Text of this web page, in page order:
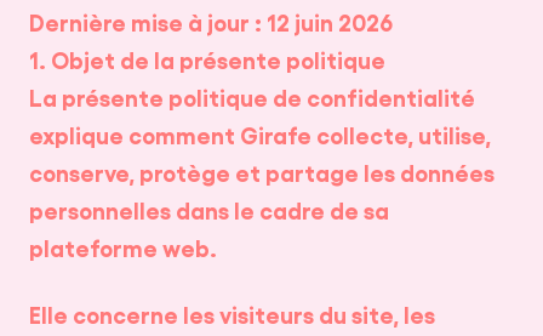
Dernière mise à jour : 12 juin 2026
1. Objet de la présente politique
La présente politique de confidentialité
explique comment Girafe collecte, utilise,
conserve, protège et partage les données
personnelles dans le cadre de sa
plateforme web.
Elle concerne les visiteurs du site, les